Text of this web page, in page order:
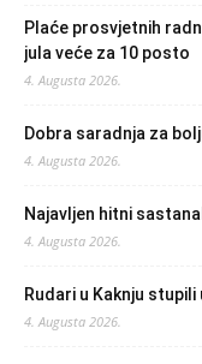
Plaće prosvjetnih
jula veće za 10 posto
4. Augusta 2026.
Dobra saradnja za
4. Augusta 2026.
Najavljen hitni
4. Augusta 2026.
Rudari u Kaknju
4. Augusta 2026.